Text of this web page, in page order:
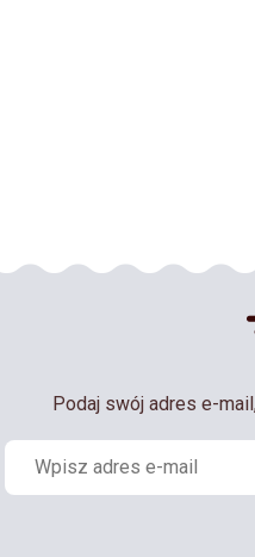
Podaj swój adres e-